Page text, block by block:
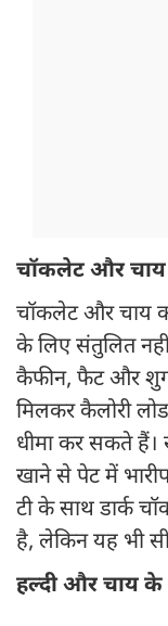
चॉकलेट और
चॉकलेट और चाय
के लिए संतुलित नहीं
कैफीन, फैट और
मिलकर कैलोरी
धीमा कर सकते
खाने से पेट में
टी के साथ डार्क
है, लेकिन यह भी
हल्दी और चाय